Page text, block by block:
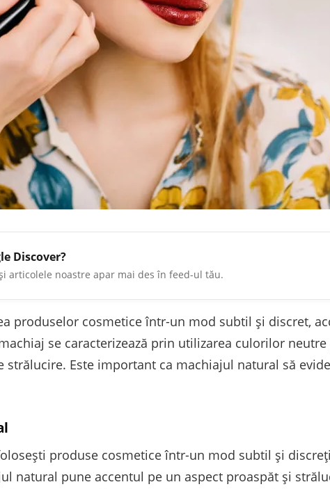
Discover?
articolele noastre apar mai des în feed-ul tău.
produselor cosmetice într-un mod subtil și discret,
se caracterizează prin utilizarea culorilor
Este important ca machiajul natural să
produse cosmetice într-un mod subtil și
natural pune accentul pe un aspect proaspăt și